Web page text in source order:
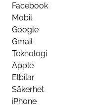
Facebook
Mobil
Google
Gmail
Teknologi
Apple
Elbilar
Säkerhet
iPhone